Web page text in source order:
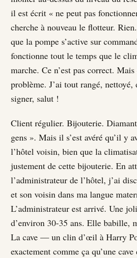
il est écrit « ne peut pas
cherche à nouveau le flotteur.
que la pompe s’active sur
fonctionne tout le temps que le
marche. Ce n’est pas correct. Mais
problème. J’ai tout rangé,
signer, salut !
Client régulier. Bijouterie.
gens ». Mais il s’est avéré qu’il y
l’hôtel voisin, bien que la
justement de cette bijouterie. En
l’administrateur de l’hôtel, j’ai
et son voisin dans ma langue
L’administrateur est arrivé. Une
d’environ 30-35 ans. Elle babille,
La cave — un clin d’œil à Harry
exactement comme ça qu’une